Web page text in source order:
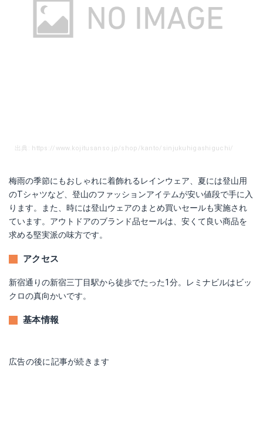
出典: https://www.kojitusanso.jp/shop/kanto/sinjukuhigashiguchi/
梅雨の季節にもおしゃれに着飾れるレインウェア、夏には登山用
のTシャツなど、登山のファッションアイテムが安い値段で手に入
ります。また、時には登山ウェアのまとめ買いセールも実施され
ています。アウトドアのブランド品セールは、安くて良い商品を
求める堅実派の味方です。
アクセス
新宿通りの新宿三丁目駅から徒歩でたった1分。レミナビルはビッ
クロの真向かいです。
基本情報
広告の後に記事が続きます